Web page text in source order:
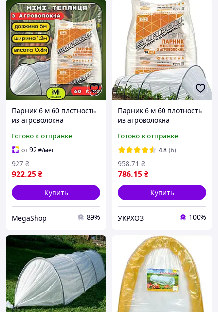
Парник 6 м 60 плотность
из агроволокна
теплица арочная из
спанбонда) VS1
Готово к отправке
от92₴/мес
922.25₴
927 ₴
Купить
MegaShop 89%
Парник 6 м 60 плотность
из агроволокна
теплица арочная из
спанбонда)
Готово к отправке
4.8 (6)
786.15₴
958.71 ₴
Купить
УКРХОЗ 100%